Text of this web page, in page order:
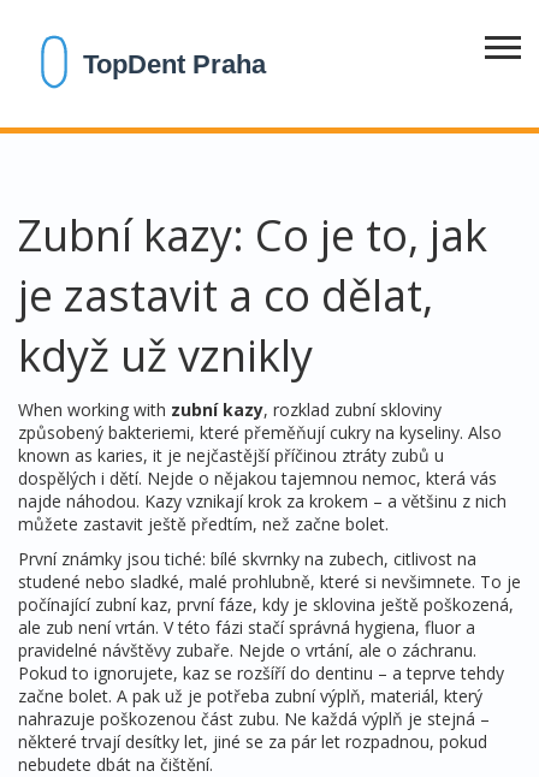
Zubní kazy: Co je to, jak
je zastavit a co dělat,
když už vznikly
When working with zubní kazy, rozklad zubní skloviny
způsobený bakteriemi, které přeměňují cukry na kyseliny. Also
known as karies, it je nejčastější příčinou ztráty zubů u
dospělých i dětí. Nejde o nějakou tajemnou nemoc, která vás
najde náhodou. Kazy vznikají krok za krokem – a většinu z nich
můžete zastavit ještě předtím, než začne bolet.
První známky jsou tiché: bílé skvrnky na zubech, citlivost na
studené nebo sladké, malé prohlubně, které si nevšimnete. To je
počínající zubní kaz, první fáze, kdy je sklovina ještě poškozená,
ale zub není vrtán. V této fázi stačí správná hygiena, fluor a
pravidelné návštěvy zubaře. Nejde o vrtání, ale o záchranu.
Pokud to ignorujete, kaz se rozšíří do dentinu – a teprve tehdy
začne bolet. A pak už je potřeba zubní výplň, materiál, který
nahrazuje poškozenou část zubu. Ne každá výplň je stejná –
některé trvají desítky let, jiné se za pár let rozpadnou, pokud
nebudete dbát na čištění.